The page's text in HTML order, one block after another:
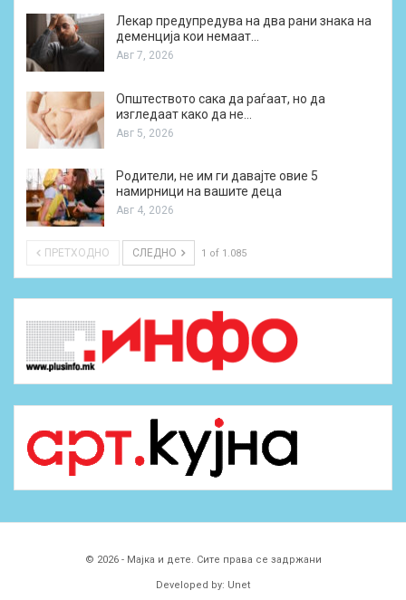
Лекар предупредува на два рани знака на
деменција кои немаат…
Авг 7, 2026
Општеството сака да раѓаат, но да
изгледаат како да не…
Авг 5, 2026
Родители, не им ги давајте овие 5
намирници на вашите деца
Авг 4, 2026
ПРЕТХОДНО СЛЕДНО 1 of 1.085
© 2026 - Мајка и дете. Сите права се задржани
Developed by: Unet